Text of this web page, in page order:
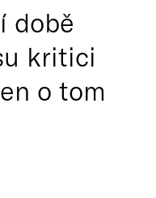
době
kritici
o tom